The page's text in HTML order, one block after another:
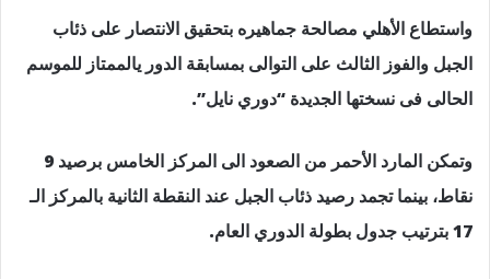
واستطاع الأهلي مصالحة جماهيره بتحقيق الانتصار على ذئاب
الجبل والفوز الثالث على التوالى بمسابقة الدور يالممتاز للموسم
الحالى فى نسختها الجديدة “دوري نايل”.
وتمكن المارد الأحمر من الصعود الى المركز الخامس برصيد 9
نقاط، بينما تجمد رصيد ذئاب الجبل عند النقطة الثانية بالمركز الـ
17 بترتيب جدول بطولة الدوري العام.